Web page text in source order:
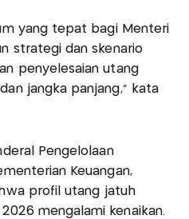
yang tepat bagi Menteri
strategi dan skenario
penyelesaian utang
jangka panjang,” kata
Pengelolaan
Keuangan,
profil utang jatuh
mengalami kenaikan.